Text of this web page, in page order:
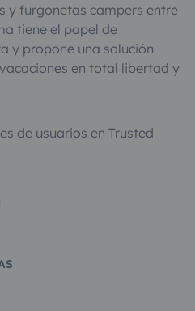
y furgonetas campers entre
tiene el papel de
y propone una solución
en total libertad y
de usuarios en Trusted